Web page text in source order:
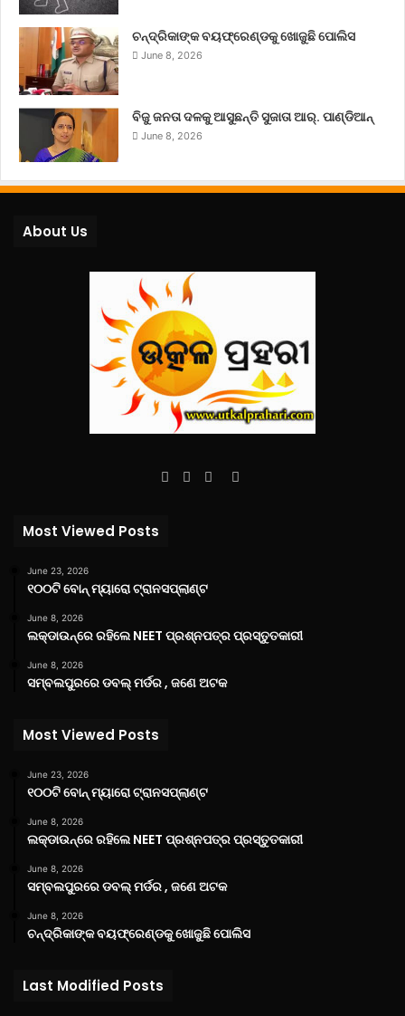
ଚନ୍ଦ୍ରିକାଙ୍କ ବୟଫ୍ରେଣ୍ଡକୁ ଖୋଜୁଛି ପୋଲିସ
June 8, 2026
ବିଜୁ ଜନତା ଦଳକୁ ଆସୁଛନ୍ତି ସୁଜାତା ଆର୍‌. ପାଣ୍ଡିଆନ୍
June 8, 2026
About Us
Facebook
TwitterYouTube
Instagram
Most Viewed Posts
June 23, 2026
୧୦୦ଟି ବୋନ୍ ମ୍ୟାରୋ ଟ୍ରାନସପ୍ଲାଣ୍ଟ
June 8, 2026
ଲକ୍‌ଡାଉନ୍‌ରେ ରହିଲେ NEET ପ୍ରଶ୍ନପତ୍ର ପ୍ରସ୍ତୁତକାରୀ
June 8, 2026
ସମ୍ବଲପୁରରେ ଡବଲ୍ ମର୍ଡର , ଜଣେ ଅଟକ
Most Viewed Posts
June 23, 2026
୧୦୦ଟି ବୋନ୍ ମ୍ୟାରୋ ଟ୍ରାନସପ୍ଲାଣ୍ଟ
June 8, 2026
ଲକ୍‌ଡାଉନ୍‌ରେ ରହିଲେ NEET ପ୍ରଶ୍ନପତ୍ର ପ୍ରସ୍ତୁତକାରୀ
June 8, 2026
ସମ୍ବଲପୁରରେ ଡବଲ୍ ମର୍ଡର , ଜଣେ ଅଟକ
June 8, 2026
ଚନ୍ଦ୍ରିକାଙ୍କ ବୟଫ୍ରେଣ୍ଡକୁ ଖୋଜୁଛି ପୋଲିସ
Last Modified Posts